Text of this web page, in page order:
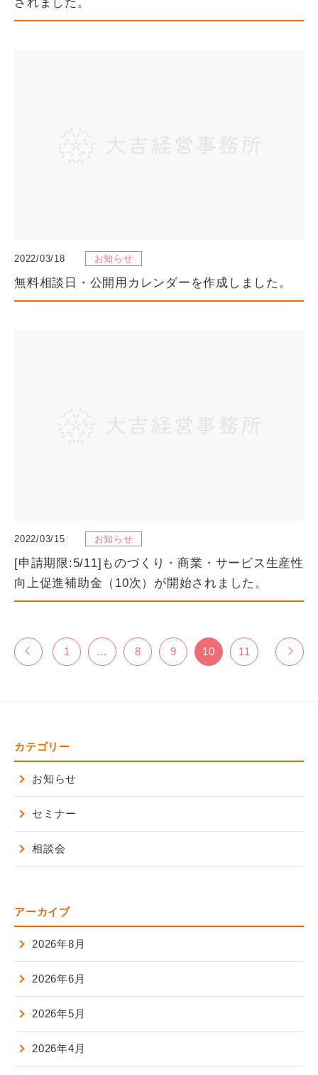
2022/03/18 お知らせ
無料相談日・公開用カレンダーを作成しました。
2022/03/15 お知らせ
[申請期限:5/11]ものづくり・商業・サービス生産性
向上促進補助金（10次）が開始されました。
1 … 8 9 10 11
カテゴリー
お知らせ
セミナー
相談会
アーカイブ
2026年8月
2026年6月
2026年5月
2026年4月